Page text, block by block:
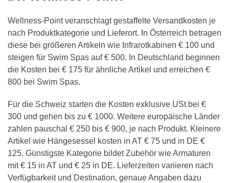
Wellness-Point veranschlagt gestaffelte Versandkosten je
nach Produktkategorie und Lieferort. In Österreich betragen
diese bei größeren Artikeln wie Infrarotkabinen € 100 und
steigen für Swim Spas auf € 500. In Deutschland beginnen
die Kosten bei € 175 für ähnliche Artikel und erreichen €
800 bei Swim Spas.
Für die Schweiz starten die Kosten exklusive USt bei €
300 und gehen bis zu € 1000. Weitere europäische Länder
zahlen pauschal € 250 bis € 900, je nach Produkt. Kleinere
Artikel wie Hängesessel kosten in AT € 75 und in DE €
125. Günstigste Kategorie bildet Zubehör wie Armaturen
mit € 15 in AT und € 25 in DE. Lieferzeiten variieren nach
Verfügbarkeit und Destination, genaue Angaben dazu